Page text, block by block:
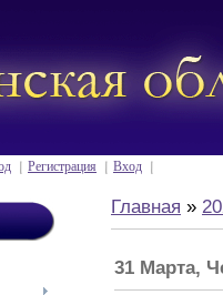
Регистрация Вход
Главная »
31 Марта,